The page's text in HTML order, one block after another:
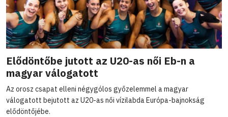
Elődöntőbe jutott az U20-as női Eb-n a
magyar válogatott
Az orosz csapat elleni négygólos győzelemmel a magyar
válogatott bejutott az U20-as női vízilabda Európa-bajnokság
elődöntőjébe.